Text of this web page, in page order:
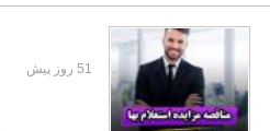
51 روز پیش